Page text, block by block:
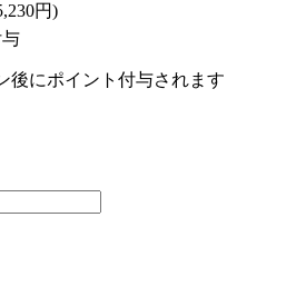
円)
後にポイント付与されます